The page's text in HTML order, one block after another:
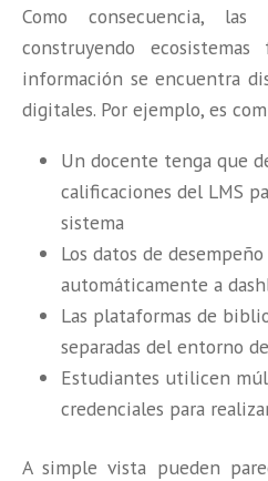
Como consecuencia, las
construyendo
información se encuentra
digitales. Por ejemplo, es
Un docente tenga que
calificaciones del LMS
sistema
Los datos de
automáticamente a
Las plataformas de
separadas del entorno
Estudiantes utilicen
credenciales para
A simple vista pueden